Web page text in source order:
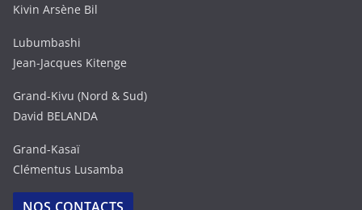
Kivin Arsène Bil
Lubumbashi
Jean-Jacques Kitenge
Grand-Kivu (Nord & Sud)
David BELANDA
Grand-Kasaï
Clémentus Lusamba